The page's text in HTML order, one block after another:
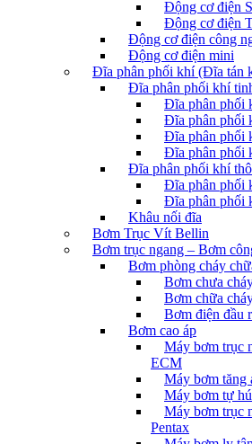
Động cơ điện
Động cơ điện
Động cơ điện công
Động cơ điện mini
Đĩa phân phối khí (Đĩa tán
Đĩa phân phối khí
Đĩa phân phối
Đĩa phân phối
Đĩa phân phối
Đĩa phân phối
Đĩa phân phối khí thô
Đĩa phân phối
Đĩa phân phối
Khâu nối đĩa
Bơm Trục Vít Bellin
Bơm trục ngang – Bơm
Bơm phòng cháy
Bơm chưa
Bơm chữa
Bơm điện đầu
Bơm cao áp
Máy bơm trục
ECM
Máy bơm tăng
Máy bơm tự
Máy bơm trục
Pentax